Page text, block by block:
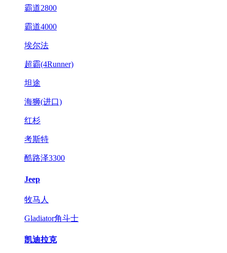
霸道2800
霸道4000
埃尔法
超霸(4Runner)
坦途
海狮(进口)
红杉
考斯特
酷路泽3300
Jeep
牧马人
Gladiator角斗士
凯迪拉克